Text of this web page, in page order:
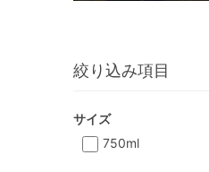
絞り込み項目
サイズ
750ml